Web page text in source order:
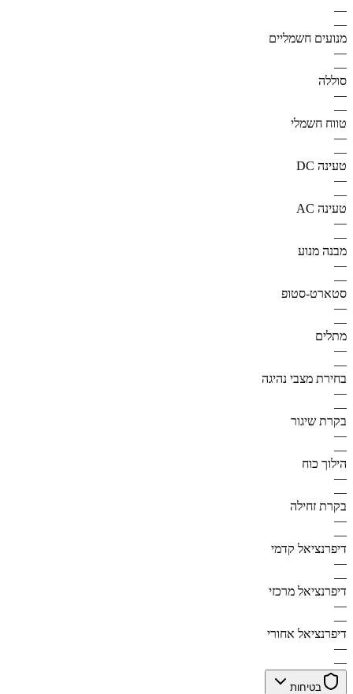
—
—
מנועים חשמליים
—
—
סוללה
—
—
טווח חשמלי
—
—
טעינה DC
—
—
טעינה AC
—
—
מבנה מנוע
—
—
סטארט-סטופ
—
—
מתלים
—
—
בחירת מצבי נהיגה
—
—
בקרת שיגור
—
—
הילוך כוח
—
—
בקרת זחילה
—
—
דיפרנציאל קדמי
—
—
דיפרנציאל מרכזי
—
—
דיפרנציאל אחורי
—
—
בטיחות